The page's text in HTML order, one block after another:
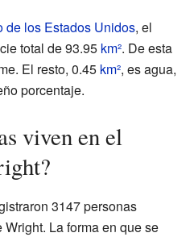
de los Estados Unidos, el
total de 93.95 km². De esta
El resto, 0.45 km², es agua,
porcentaje.
viven en el
3147 personas
La forma en que se